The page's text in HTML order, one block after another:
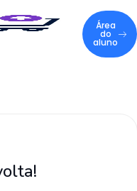
Área
do
aluno